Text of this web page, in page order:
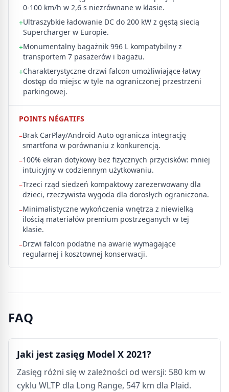
0-100 km/h w 2,6 s niezrównane w klasie.
+Ultraszybkie ładowanie DC do 200 kW z gęstą siecią
Supercharger w Europie.
+Monumentalny bagażnik 996 L kompatybilny z
transportem 7 pasażerów i bagażu.
+Charakterystyczne drzwi falcon umożliwiające łatwy
dostęp do miejsc w tyle na ograniczonej przestrzeni
parkingowej.
POINTS NÉGATIFS
–Brak CarPlay/Android Auto ogranicza integrację
smartfona w porównaniu z konkurencją.
–100% ekran dotykowy bez fizycznych przycisków: mniej
intuicyjny w codziennym użytkowaniu.
–Trzeci rząd siedzeń kompaktowy zarezerwowany dla
dzieci, rzeczywista wygoda dla dorosłych ograniczona.
–Minimalistyczne wykończenia wnętrza z niewielką
ilością materiałów premium postrzeganych w tej
klasie.
–Drzwi falcon podatne na awarie wymagające
regularnej i kosztownej konserwacji.
FAQ
Jaki jest zasięg Model X 2021?
Zasięg różni się w zależności od wersji: 580 km w
cyklu WLTP dla Long Range, 547 km dla Plaid.